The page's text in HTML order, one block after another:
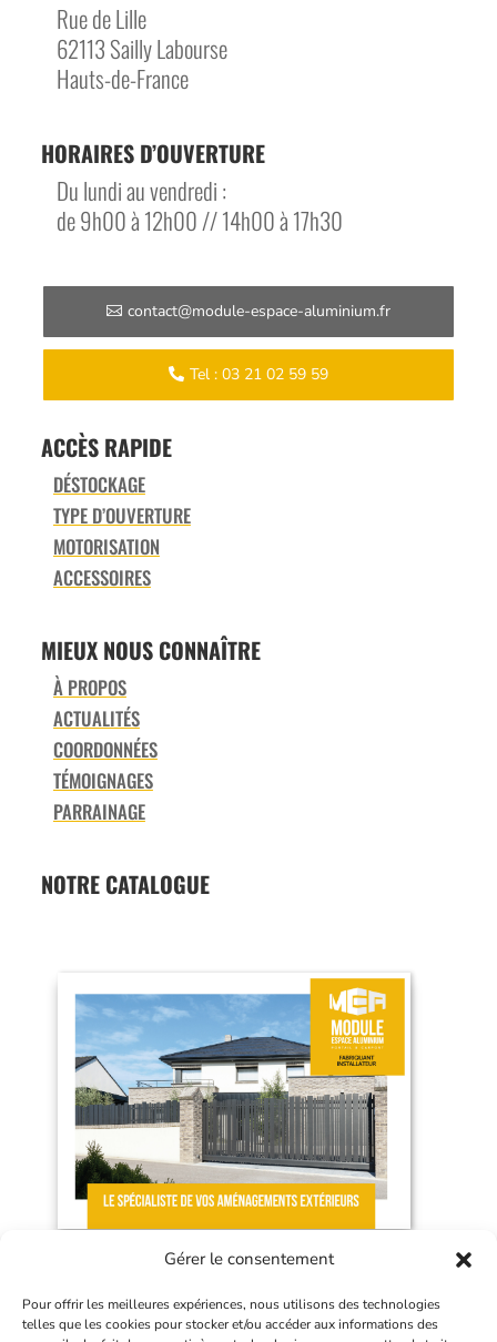
Gérer le consentement
Pour offrir les meilleures expériences, nous utilisons des technologies
telles que les cookies pour stocker et/ou accéder aux informations des
Rue de Lille
62113 Sailly Labourse
Hauts-de-France
HORAIRES D’OUVERTURE
Du lundi au vendredi :
de 9h00 à 12h00 // 14h00 à 17h30
contact@module-espace-aluminium.fr
Tel : 03 21 02 59 59
ACCÈS RAPIDE
DÉSTOCKAGE
TYPE D’OUVERTURE
MOTORISATION
ACCESSOIRES
MIEUX NOUS CONNAÎTRE
À PROPOS
ACTUALITÉS
COORDONNÉES
TÉMOIGNAGES
PARRAINAGE
NOTRE CATALOGUE
© 2026 Module Espace Aluminium - Tous droits réservés